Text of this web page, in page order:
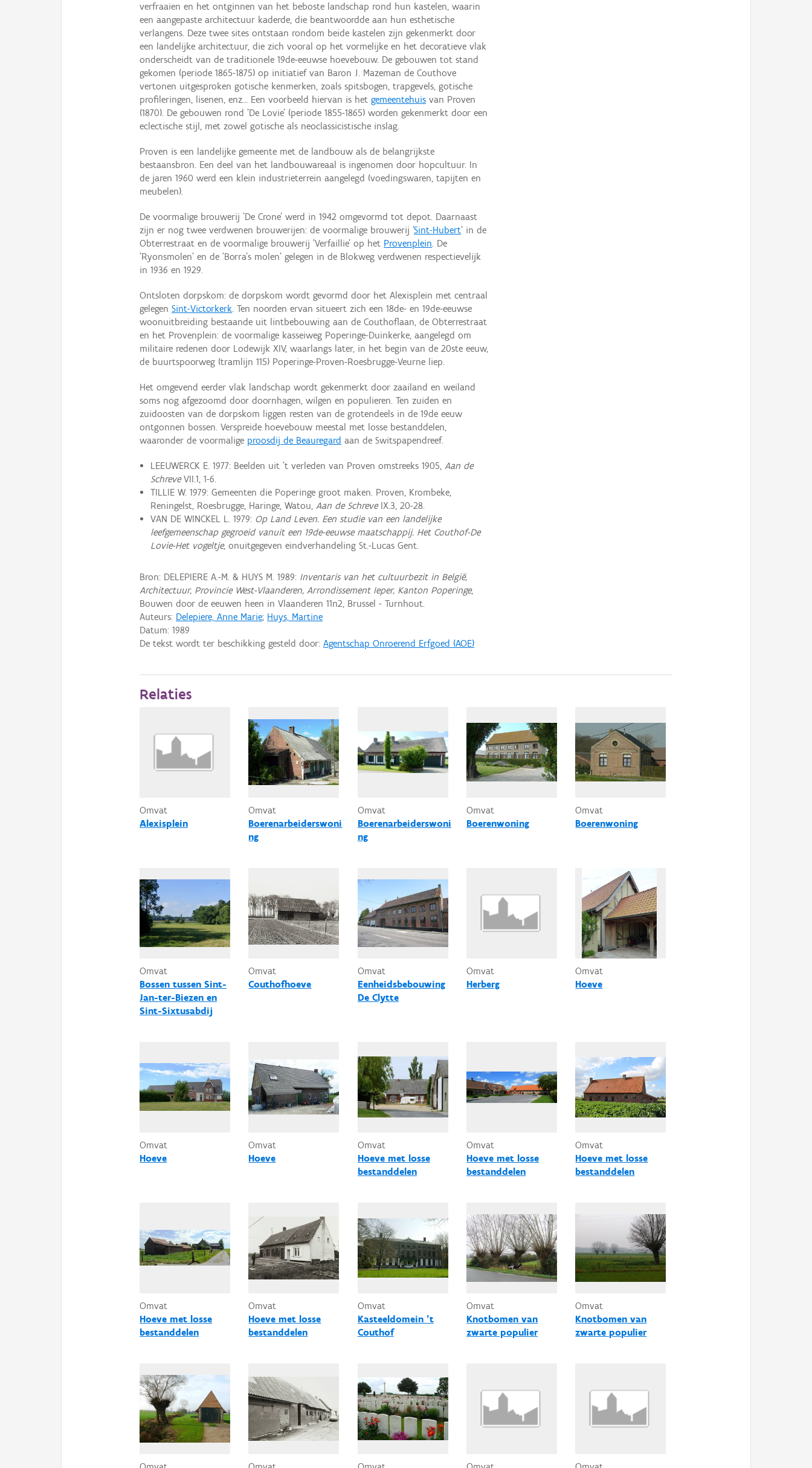
verfraaien en het ontginnen van het beboste landschap rond hun kastelen, waarin
een aangepaste architectuur kaderde, die beantwoordde aan hun esthetische
verlangens. Deze twee sites ontstaan rondom beide kastelen zijn gekenmerkt door
een landelijke architectuur, die zich vooral op het vormelijke en het decoratieve vlak
onderscheidt van de traditionele 19de-eeuwse hoevebouw. De gebouwen tot stand
gekomen (periode 1865-1875) op initiatief van Baron J. Mazeman de Couthove
vertonen uitgesproken gotische kenmerken, zoals spitsbogen, trapgevels, gotische
profileringen, lisenen, enz... Een voorbeeld hiervan is hetgemeentehuis van Proven
(1870). De gebouwen rond 'De Lovie' (periode 1855-1865) worden gekenmerkt door een
eclectische stijl, met zowel gotische als neoclassicistische inslag.
Proven is een landelijke gemeente met de landbouw als de belangrijkste
bestaansbron. Een deel van het landbouwareaal is ingenomen door hopcultuur. In
de jaren 1960 werd een klein industrieterrein aangelegd (voedingswaren, tapijten en
meubelen).
De voormalige brouwerij 'De Crone' werd in 1942 omgevormd tot depot. Daarnaast
zijn er nog twee verdwenen brouwerijen: de voormalige brouwerij 'Sint-Hubert' in de
Obterrestraat en de voormalige brouwerij 'Verfaillie' op het Provenplein. De
'Ryonsmolen' en de 'Borra's molen' gelegen in de Blokweg verdwenen respectievelijk
in 1936 en 1929.
Ontsloten dorpskom: de dorpskom wordt gevormd door het Alexisplein met centraal
gelegenSint-Victorkerk. Ten noorden ervan situeert zich een 18de- en 19de-eeuwse
woonuitbreiding bestaande uit lintbebouwing aan de Couthoflaan, de Obterrestraat
en het Provenplein: de voormalige kasseiweg Poperinge-Duinkerke, aangelegd om
militaire redenen door Lodewijk XIV, waarlangs later, in het begin van de 20ste eeuw,
de buurtspoorweg (tramlijn 115) Poperinge-Proven-Roesbrugge-Veurne liep.
Het omgevend eerder vlak landschap wordt gekenmerkt door zaailand en weiland
soms nog afgezoomd door doornhagen, wilgen en populieren. Ten zuiden en
zuidoosten van de dorpskom liggen resten van de grotendeels in de 19de eeuw
ontgonnen bossen. Verspreide hoevebouw meestal met losse bestanddelen,
waaronder de voormalige proosdij de Beauregard aan de Switspapendreef.
LEEUWERCK E. 1977: Beelden uit 't verleden van Proven omstreeks 1905, Aan de
SchreveVII.1, 1-6.
TILLIE W. 1979: Gemeenten die Poperinge groot maken. Proven, Krombeke,
Reningelst, Roesbrugge, Haringe, Watou, Aan de SchreveIX.3, 20-28.
VAN DE WINCKEL L. 1979: Op Land Leven. Een studie van een landelijke
leefgemeenschap gegroeid vanuit een 19de-eeuwse maatschappij. Het Couthof-De
Lovie-Het vogeltje, onuitgegeven eindverhandeling St.-Lucas Gent.
Bron: DELEPIERE A.-M. & HUYS M. 1989: Inventaris van het cultuurbezit in België,
Architectuur, Provincie West-Vlaanderen, Arrondissement Ieper, Kanton Poperinge,
Bouwen door de eeuwen heen in Vlaanderen 11n2, Brussel - Turnhout.
Auteurs: Delepiere, Anne Marie; Huys, Martine
Datum:1989
De tekst wordt ter beschikking gesteld door:Agentschap Onroerend Erfgoed (AOE)
Relaties
Omvat
Alexisplein
Omvat
Boerenarbeiderswoni
ng
Omvat
Boerenarbeiderswoni
ng
Omvat
Boerenwoning
Omvat
Boerenwoning
Omvat
Bossen tussen Sint-
Jan-ter-Biezen en
Sint-Sixtusabdij
Omvat
Couthofhoeve
Omvat
Eenheidsbebouwing
De Clytte
Omvat
Herberg
Omvat
Hoeve
Omvat
Hoeve
Omvat
Hoeve
Omvat
Hoeve met losse
bestanddelen
Omvat
Hoeve met losse
bestanddelen
Omvat
Hoeve met losse
bestanddelen
Omvat
Hoeve met losse
bestanddelen
Omvat
Hoeve met losse
bestanddelen
Omvat
Kasteeldomein 't
Couthof
Omvat
Knotbomen van
zwarte populier
Omvat
Knotbomen van
zwarte populier